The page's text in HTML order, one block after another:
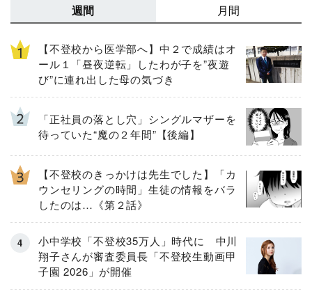
週間 月間
【不登校から医学部へ】中２で成績はオ
ール１「昼夜逆転」したわが子を”夜遊
び”に連れ出した母の気づき
「正社員の落とし穴」シングルマザーを
待っていた“魔の２年間”【後編】
【不登校のきっかけは先生でした】「カ
ウンセリングの時間」生徒の情報をバラ
したのは…《第２話》
小中学校「不登校35万人」時代に 中川
翔子さんが審査委員長「不登校生動画甲
子園 2026」が開催